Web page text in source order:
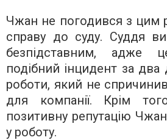
Чжан не погодився з цим
справу до суду. Суддя
безпідставним, адже
подібний інцидент за два
роботи, який не
для компанії. Крім
позитивну репутацію
у роботу.